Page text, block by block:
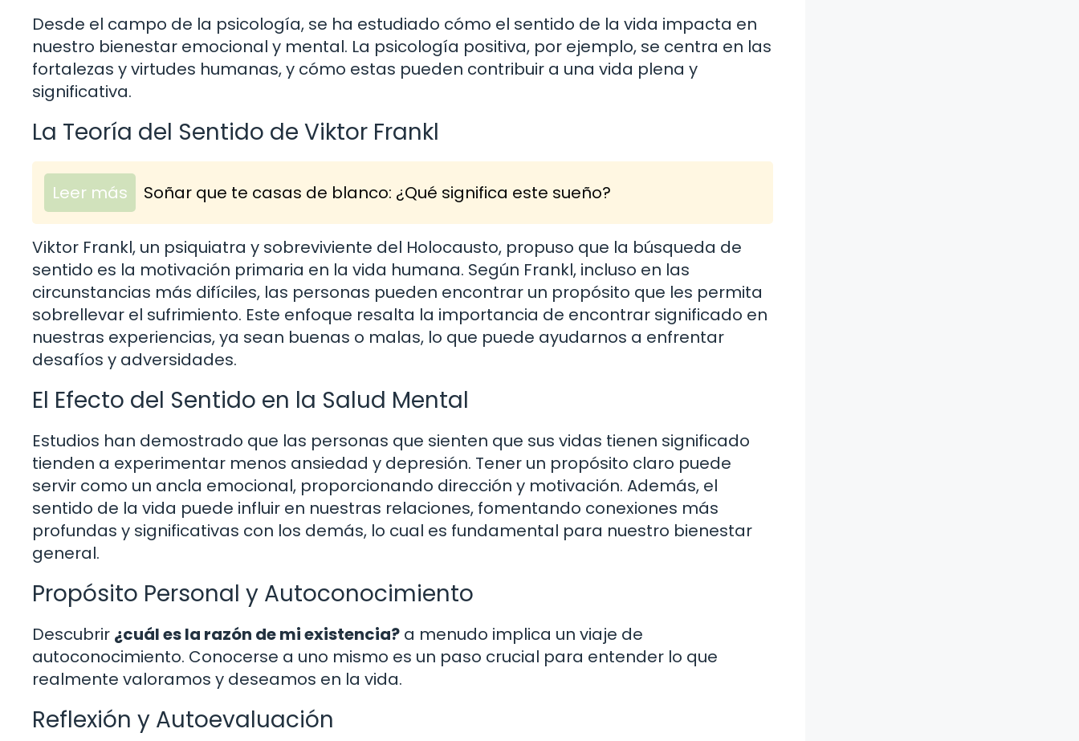
Desde el campo de la psicología, se ha estudiado cómo el sentido de la vida impacta en
nuestro bienestar emocional y mental. La psicología positiva, por ejemplo, se centra en las
fortalezas y virtudes humanas, y cómo estas pueden contribuir a una vida plena y
significativa.
La Teoría del Sentido de Viktor Frankl
Leer más Soñar que te casas de blanco: ¿Qué significa este sueño?
Viktor Frankl, un psiquiatra y sobreviviente del Holocausto, propuso que la búsqueda de
sentido es la motivación primaria en la vida humana. Según Frankl, incluso en las
circunstancias más difíciles, las personas pueden encontrar un propósito que les permita
sobrellevar el sufrimiento. Este enfoque resalta la importancia de encontrar significado en
nuestras experiencias, ya sean buenas o malas, lo que puede ayudarnos a enfrentar
desafíos y adversidades.
El Efecto del Sentido en la Salud Mental
Estudios han demostrado que las personas que sienten que sus vidas tienen significado
tienden a experimentar menos ansiedad y depresión. Tener un propósito claro puede
servir como un ancla emocional, proporcionando dirección y motivación. Además, el
sentido de la vida puede influir en nuestras relaciones, fomentando conexiones más
profundas y significativas con los demás, lo cual es fundamental para nuestro bienestar
general.
Propósito Personal y Autoconocimiento
Descubrir ¿cuál es la razón de mi existencia? a menudo implica un viaje de
autoconocimiento. Conocerse a uno mismo es un paso crucial para entender lo que
realmente valoramos y deseamos en la vida.
Reflexión y Autoevaluación